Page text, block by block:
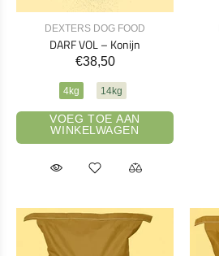
DEXTERS DOG FOOD
DARF VOL – Konijn
€38,50
4kg 14kg
VOEG TOE AAN
WINKELWAGEN